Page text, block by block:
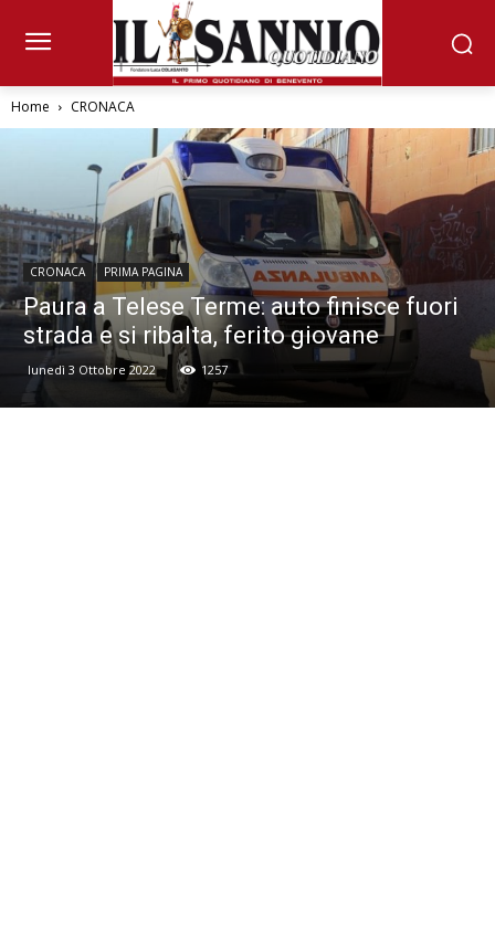
Home CRONACA
CRONACA PRIMA PAGINA
Paura a Telese Terme: auto finisce fuori
strada e si ribalta, ferito giovane
lunedì 3 Ottobre 2022 1257